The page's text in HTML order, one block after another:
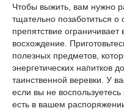
Чтобы выжить, вам нужно
тщательно позаботиться
препятствие
восхождение.
полезных предметов,
энергетических напитков
таинственной веревки. У
если вы не
есть в вашем